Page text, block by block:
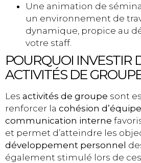
Une animation de
un environnement de
dynamique, propice au
votre staff.
POURQUOI INVESTIR
ACTIVITÉS DE
Les activités de groupe sont
renforcer la cohésion d’équipe
communication interne
et permet d’atteindre les
développement personnel
également stimulé lors de